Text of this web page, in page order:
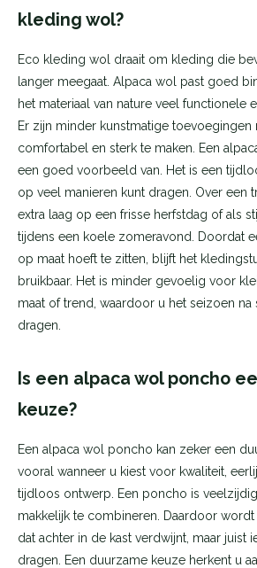
kleding wol?
Eco kleding wol draait om kleding die
langer meegaat. Alpaca wol past goed
het materiaal van nature veel functionele
Er zijn minder kunstmatige toevoegingen
comfortabel en sterk te maken. Een
een goed voorbeeld van. Het is een
op veel manieren kunt dragen. Over een
extra laag op een frisse herfstdag of als
tijdens een koele zomeravond. Doordat
op maat hoeft te zitten, blijft het
bruikbaar. Het is minder gevoelig voor
maat of trend, waardoor u het seizoen na
dragen.
Is een alpaca wol poncho
keuze?
Een alpaca wol poncho kan zeker een
vooral wanneer u kiest voor kwaliteit,
tijdloos ontwerp. Een poncho is
makkelijk te combineren. Daardoor
dat achter in de kast verdwijnt, maar juist
dragen. Een duurzame keuze herkent u